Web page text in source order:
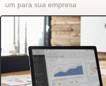
um para sua empresa